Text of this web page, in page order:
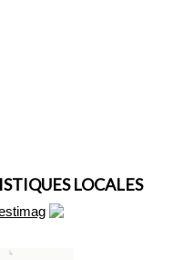
LOCALES